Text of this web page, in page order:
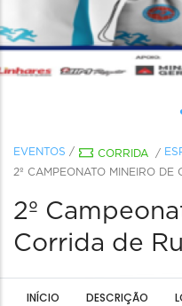
EVENTOS / CORRIDA /
2º CAMPEONATO MINEIRO DE
2º
Corrida de
INÍCIO DESCRIÇÃO